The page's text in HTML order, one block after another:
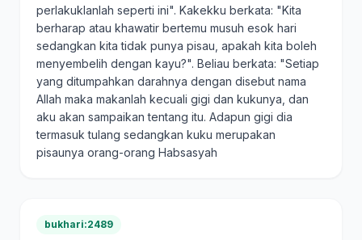
perlakuklanlah seperti ini". Kakekku berkata: "Kita
berharap atau khawatir bertemu musuh esok hari
sedangkan kita tidak punya pisau, apakah kita boleh
menyembelih dengan kayu?". Beliau berkata: "Setiap
yang ditumpahkan darahnya dengan disebut nama
Allah maka makanlah kecuali gigi dan kukunya, dan
aku akan sampaikan tentang itu. Adapun gigi dia
termasuk tulang sedangkan kuku merupakan
pisaunya orang-orang Habsasyah
bukhari:2489